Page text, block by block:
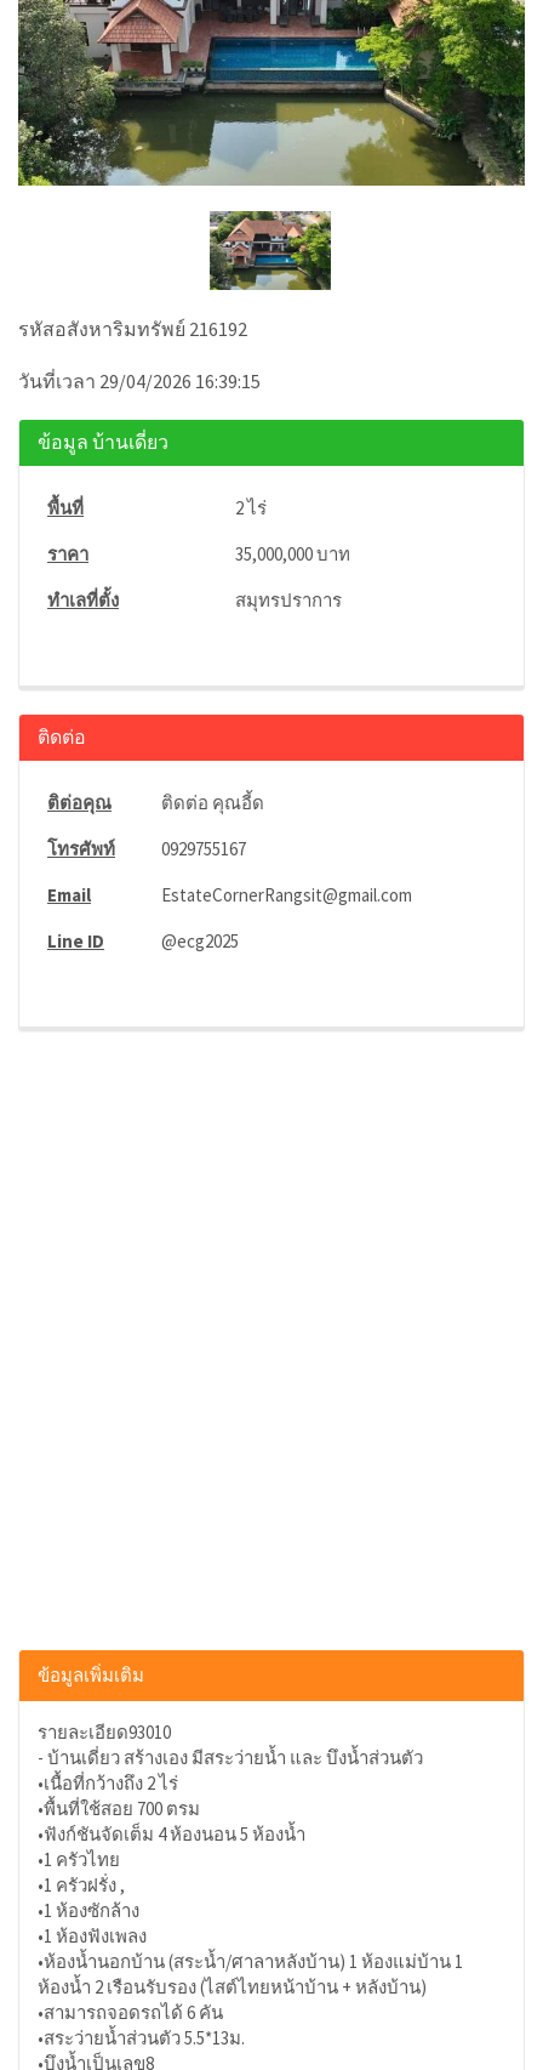
รหัสอสังหาริมทรัพย์ 216192
วันที่เวลา 29/04/2026 16:39:15
ข้อมูล บ้านเดี่ยว
พื้นที่
2 ไร่
ราคา
35,000,000 บาท
ทำเลที่ตั้ง
สมุทรปราการ
ติดต่อ
ติต่อคุณ
ติดต่อ คุณอี้ด
โทรศัพท์
0929755167
Email
EstateCornerRangsit@gmail.com
Line ID
@ecg2025
ข้อมูลเพิ่มเติม
รายละเอียด93010
- บ้านเดี่ยว สร้างเอง มีสระว่ายน้ำ และ บึงน้ำส่วนตัว
•เนื้อที่กว้างถึง 2 ไร่
•พื้นที่ใช้สอย 700 ตรม
•ฟังก์ชันจัดเต็ม 4 ห้องนอน 5 ห้องน้ำ
•1 ครัวไทย
•1 ครัวฝรั่ง ,
•1 ห้องซักล้าง
•1 ห้องฟังเพลง
•ห้องน้ำนอกบ้าน (สระน้ำ/ศาลาหลังบ้าน) 1 ห้องแม่บ้าน 1
ห้องน้ำ 2 เรือนรับรอง (ไสต์ไทยหน้าบ้าน + หลังบ้าน)
•สามารถจอดรถได้ 6 คัน
•สระว่ายน้ำส่วนตัว 5.5*13ม.
•บึงน้ำเป็นเลข8